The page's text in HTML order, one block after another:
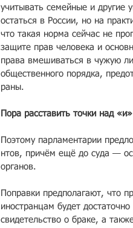
учитывать семейные и другие
остаться в России, но на
что такая норма сейчас не
защи­те прав человека и
права вмешиваться в чужую
об­щественного порядка,
раны.
Пора расставить точки над «и»
Поэтому парламентарии
нтов, причём ещё до суда —
органов.
Поправ­ки предполагают, что
иностранцам будет
свидетельство о браке, а